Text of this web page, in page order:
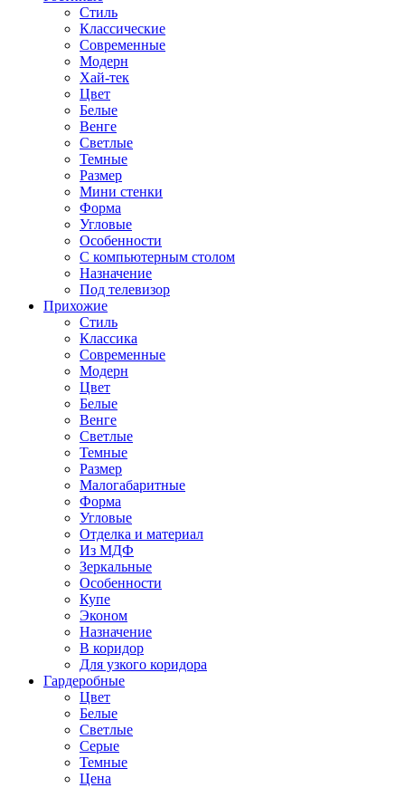
Стиль
Классические
Современные
Модерн
Хай-тек
Цвет
Белые
Венге
Светлые
Темные
Размер
Мини стенки
Форма
Угловые
Особенности
С компьютерным столом
Назначение
Под телевизор
Прихожие
Стиль
Классика
Современные
Модерн
Цвет
Белые
Венге
Светлые
Темные
Размер
Малогабаритные
Форма
Угловые
Отделка и материал
Из МДФ
Зеркальные
Особенности
Купе
Эконом
Назначение
В коридор
Для узкого коридора
Гардеробные
Цвет
Белые
Светлые
Серые
Темные
Цена